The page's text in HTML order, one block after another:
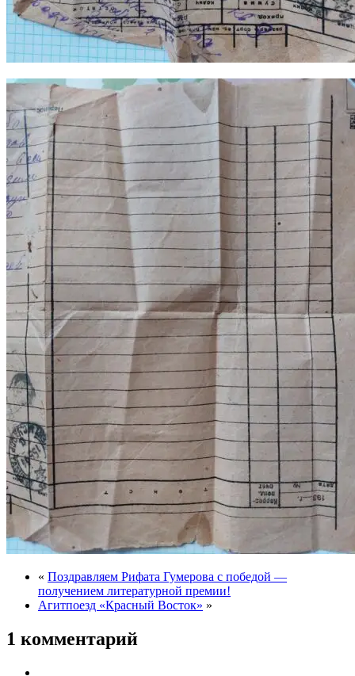
« Поздравляем Рифата Гумерова с победой —
получением литературной премии!
Агитпоезд «Красный Восток» »
1 комментарий